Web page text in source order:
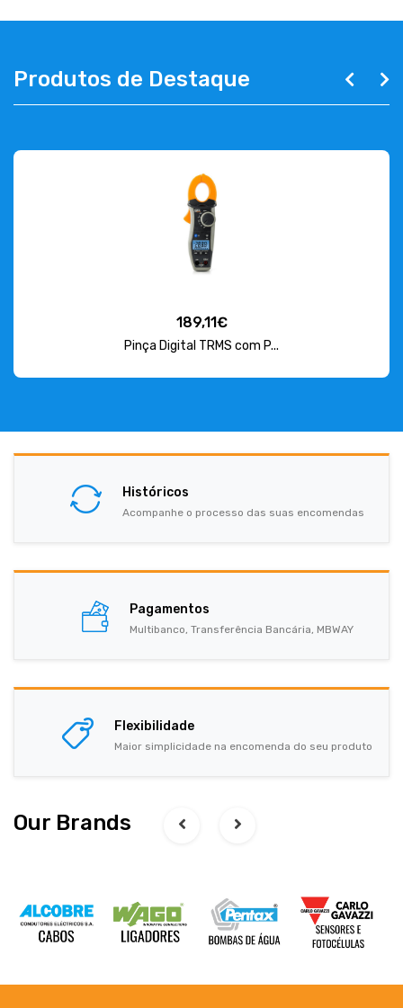
Produtos de Destaque
189,11€
Pinça Digital TRMS com P...
Históricos
Acompanhe o processo das suas encomendas
Pagamentos
Multibanco, Transferência Bancária, MBWAY
Flexibilidade
Maior simplicidade na encomenda do seu produto
Our Brands